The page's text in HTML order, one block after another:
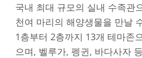
국내 최대 규모의 실내 수족관
천여 마리의 해양생물을 만날
1층부터 2층까지 13개 테마존
으며, 벨루가, 펭귄, 바다사자